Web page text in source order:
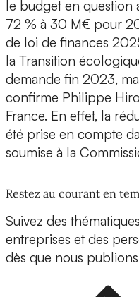
le budget en question
72 % à 30 M€ pour
de loi de finances
la Transition
demande fin 2023,
confirme Philippe
France. En effet, la
été prise en compte
soumise à la
Restez au courant en
Suivez des
entreprises et des
dès que nous